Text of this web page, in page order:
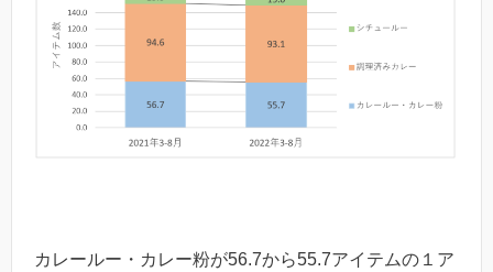
カレールー・カレー粉が56.7から55.7アイテムの１ア